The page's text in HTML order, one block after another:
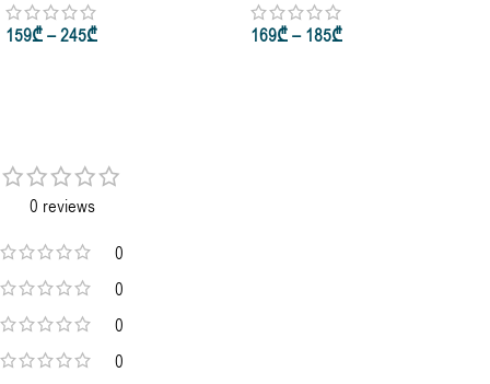
200ml
159₾–245₾
100ml
169₾– 185₾
0 reviews
0
0
0
0